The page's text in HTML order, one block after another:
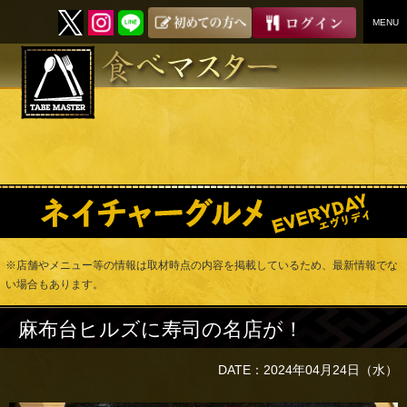
MENU
SKIP
※店舗やメニュー等の情報は取材時点の内容を掲載しているため、最新情報でな
い場合もあります。
麻布台ヒルズに寿司の名店が！
DATE：2024年04月24日（水）